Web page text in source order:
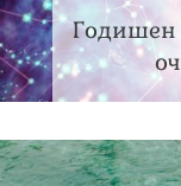
Годишен